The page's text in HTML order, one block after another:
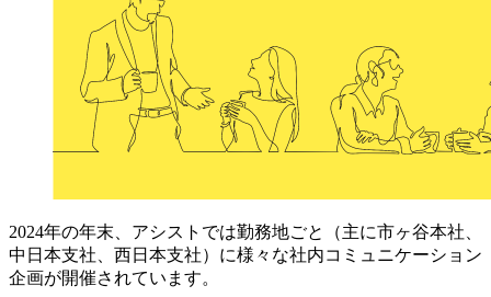
2024年の年末、アシストでは勤務地ごと（主に市ヶ谷本社、
中日本支社、西日本支社）に様々な社内コミュニケーション
企画が開催されています。